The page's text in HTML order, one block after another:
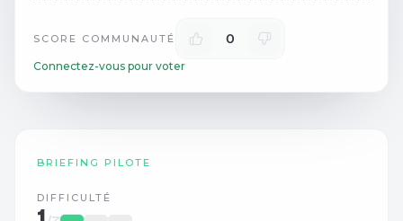
SCORE COMMUNAUTÉ 0
Connectez-vous pour voter
BRIEFING PILOTE
DIFFICULTÉ